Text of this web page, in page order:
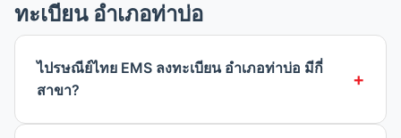
ทะเบียน อำเภอท่าบ่อ
ไปรษณีย์ไทย EMS ลงทะเบียน อำเภอท่าบ่อ มีกี่
สาขา?